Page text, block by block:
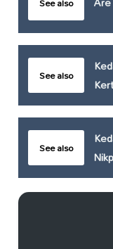
See also
See also